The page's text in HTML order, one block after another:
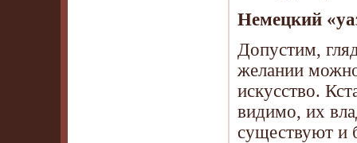
Немецкий
Допустим,
желании
искусство.
видимо, их
существуют и